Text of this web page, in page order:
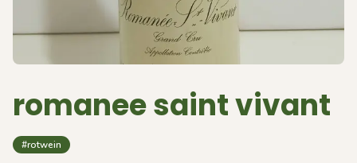
romanee saint vivant
#rotwein